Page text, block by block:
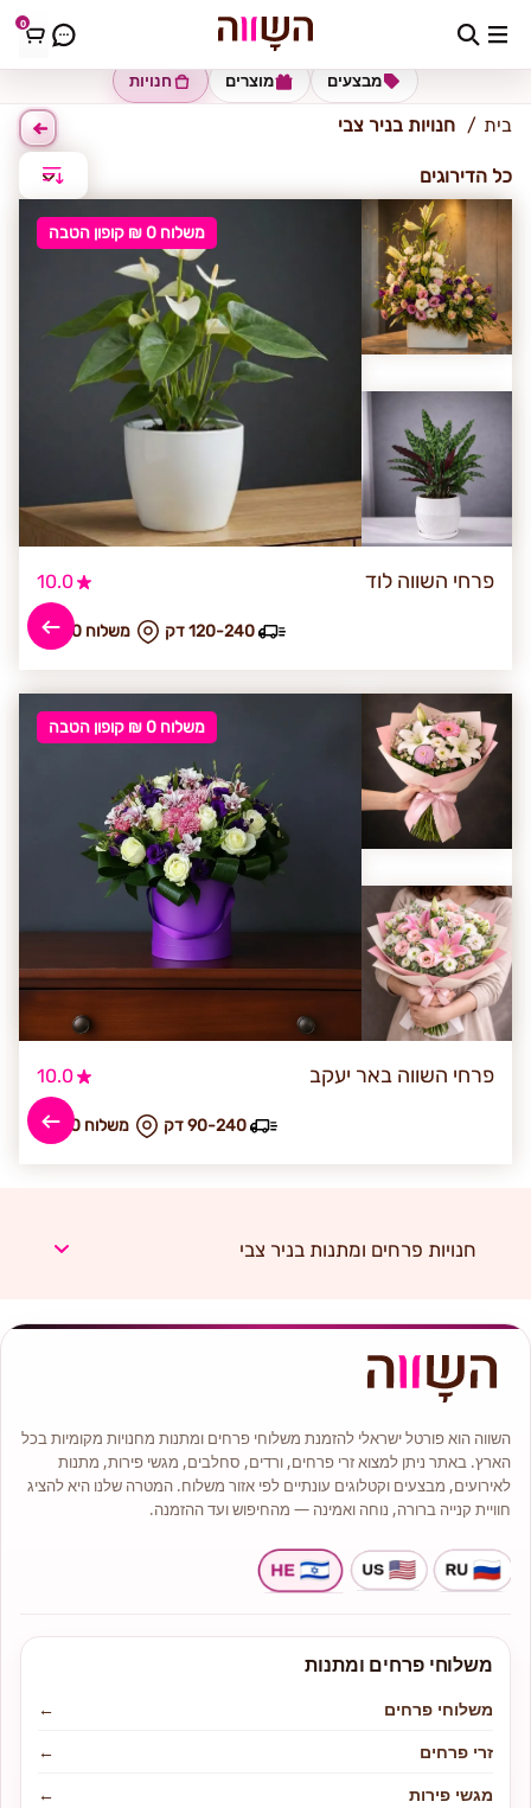
0 ניר צבי
חנויות מוצרים מבצעים
בית חנויות בניר צבי
כל הדירוגים
משלוח 0 ₪ קופון הטבה
פרחי השווה לוד 10.0
₪ משלוח 40 120-240 דק
משלוח 0 ₪ קופון הטבה
פרחי השווה באר יעקב 10.0
₪ משלוח 50 90-240 דק
חנויות פרחים ומתנות בניר צבי
השווה הוא פורטל ישראלי להזמנת משלוחי פרחים ומתנות מחנויות מקומיות בכל
הארץ. באתר ניתן למצוא זרי פרחים, ורדים, סחלבים, מגשי פירות, מתנות
לאירועים, מבצעים וקטלוגים עונתיים לפי אזור משלוח. המטרה שלנו היא להציג
חוויית קנייה ברורה, נוחה ואמינה — מהחיפוש ועד ההזמנה.
משלוחי פרחים ומתנות
משלוחי פרחים
←
זרי פרחים
←
מגשי פירות
←